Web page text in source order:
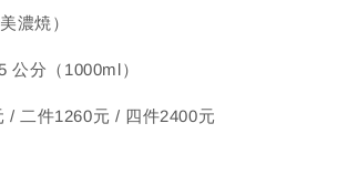
濃焼）
分（1000ml）
/ 二件1260元 / 四件2400元